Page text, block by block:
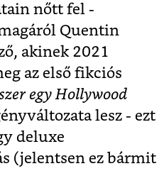
nőtt fel -
Quentin
akinek 2021
az első fikciós
egy Hollywood
lesz - ezt
deluxe
(jelentsen ez bármit